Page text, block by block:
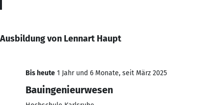
Ausbildung von Lennart Haupt
Bis heute 1 Jahr und 6 Monate, seit März 2025
Bauingenieurwesen